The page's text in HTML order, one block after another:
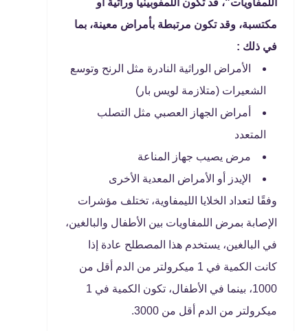
اللمفاويات"، قد تكون اللمفوبينيا وراثية أو
مكتسبة، وقد تكون مرتبطة بأمراض معينة، بما
في ذلك :
الأمراض الوراثية النادرة مثل الرنح وتوسع
الشعيرات (متلازمة لويس بار)
أمراض الجهاز العصبي مثل التصلب
المتعدد
مرض يصيب جهاز المناعة
الإيدز أو الأمراض المعدية الأخرى
وفقًا لتعداد الخلايا الليمفاوية، تختلف مؤشرات
الإصابة بمرض اللمفاويات بين الأطفال والبالغين،
في البالغين، يستخدم هذا المصطلح عادة إذا
كانت الكمية في 1 ميكرولتر من الدم أقل من
1000، بينما في الأطفال، تكون الكمية في 1
ميكرولتر من الدم أقل من 3000.